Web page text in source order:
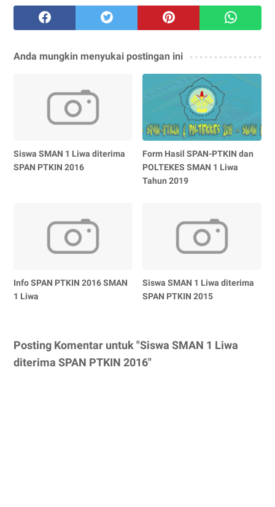
Anda mungkin menyukai postingan ini
Siswa SMAN 1 Liwa diterima
SPAN PTKIN 2016
Form Hasil SPAN-PTKIN dan
POLTEKES SMAN 1 Liwa
Tahun 2019
Info SPAN PTKIN 2016 SMAN
1 Liwa
Siswa SMAN 1 Liwa diterima
SPAN PTKIN 2015
Posting Komentar untuk "Siswa SMAN 1 Liwa
diterima SPAN PTKIN 2016"